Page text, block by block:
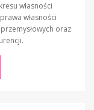
własności
własności
oraz